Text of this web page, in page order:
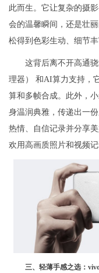
此而生。它让复杂的摄
会的温馨瞬间，还是壮
松得到色彩生动、细节丰
这背后离不开高通
理器） 和AI算力支持，
算和多帧合成。此外，
身温润典雅，传递出一
热情、自信记录并分享
欢用高画质照片和视频
三、轻薄手感之选：